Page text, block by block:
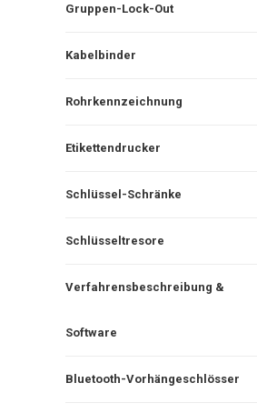
Gruppen-Lock-Out
Kabelbinder
Rohrkennzeichnung
Etikettendrucker
Schlüssel-Schränke
Schlüsseltresore
Verfahrensbeschreibung &
Software
Bluetooth-Vorhängeschlösser